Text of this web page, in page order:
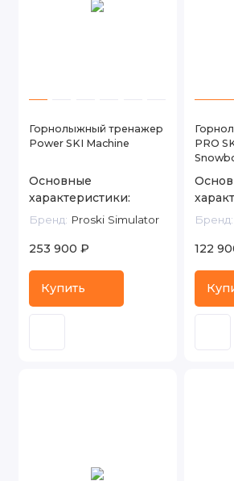
Горнолыжный тренажер
Power SKI Machine
Основные
характеристики:
Бренд: Proski Simulator
253 900 ₽
Купить
PRO
Бренд:
122